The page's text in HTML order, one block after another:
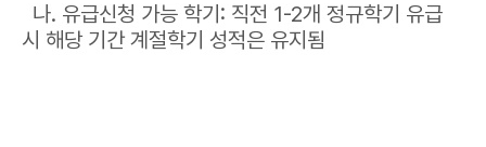
나. 유급신청 가능 학기: 직전 1-2개 정규학기 유급
시 해당 기간 계절학기 성적은 유지됨